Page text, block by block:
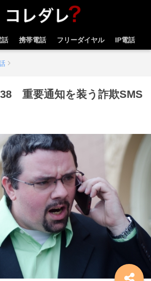
話 携帯電話 フリーダイヤル IP電話
重要通知を装う詐欺SMS